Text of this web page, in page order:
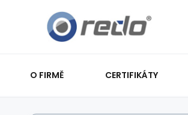
O FIRMĚ CERTIFIKÁTY